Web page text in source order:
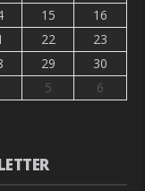
15
16
22
23
29
30
5 6